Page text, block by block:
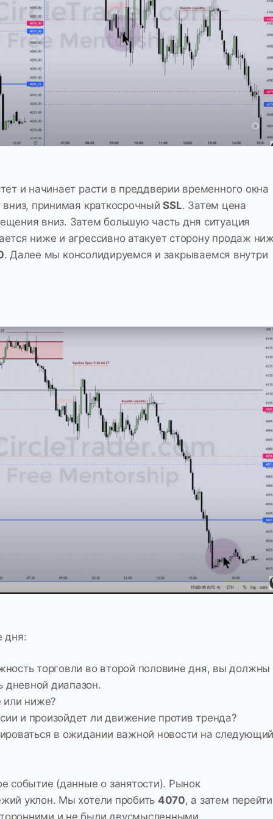
и начинает расти в преддверии временного окна
принимая краткосрочныйSSL. Затем цена
вниз. Затем большую часть дня ситуация
ниже и агрессивно атакует сторону продаж
. Далее мы консолидируемся и закрываемся внутри
дня:
торговли во второй половине дня, вы должны
дневной диапазон.
или ниже?
и произойдет ли движение против тренда?
в ожидании важной новости на
событие (данные о занятости). Рынок
уклон. Мы хотели пробить 4070, а затем
и не были двусмысленными.